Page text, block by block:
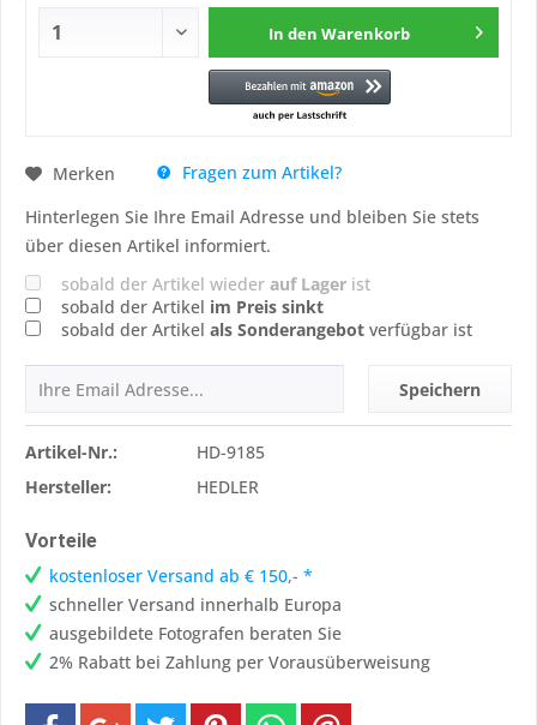
In den Warenkorb
Merken
Fragen zum Artikel?
Hinterlegen Sie Ihre Email Adresse und bleiben Sie stets
über diesen Artikel informiert.
sobald der Artikel wieder auf Lager ist
sobald der Artikel im Preis sinkt
sobald der Artikel als Sonderangebot verfügbar ist
Speichern
Artikel-Nr.:
HD-9185
Hersteller:
HEDLER
Vorteile
kostenloser Versand ab € 150,- *
schneller Versand innerhalb Europa
ausgebildete Fotografen beraten Sie
2% Rabatt bei Zahlung per Vorausüberweisung